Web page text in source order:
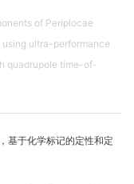
of Periplocae
ultra-performance
quadrupole time-of-
基于化学标记的定性和定